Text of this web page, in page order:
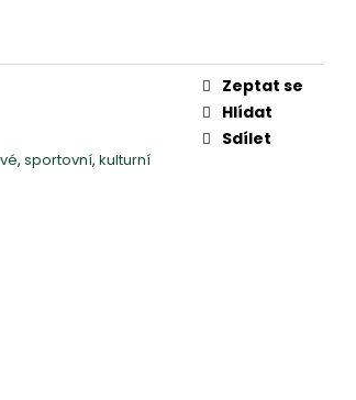
, sportovní, kulturní
Zeptat se
Hlídat
Sdílet